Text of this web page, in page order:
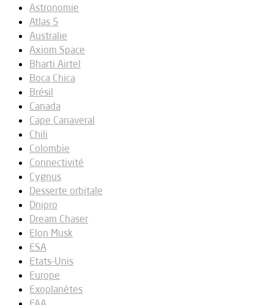
Astronomie
Atlas 5
Australie
Axiom Space
Bharti Airtel
Boca Chica
Brésil
Canada
Cape Canaveral
Chili
Colombie
Connectivité
Cygnus
Desserte orbitale
Dnipro
Dream Chaser
Elon Musk
ESA
Etats-Unis
Europe
Exoplanètes